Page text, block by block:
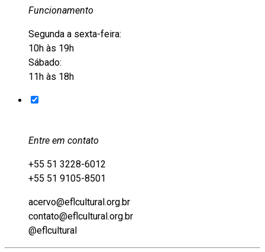
Funcionamento
Segunda a sexta-feira:
10h às 19h
Sábado:
11h às 18h
Entre em contato
+55 51 3228-6012
+55 51 9105-8501
acervo@eflcultural.org.br
contato@eflcultural.org.br
@eflcultural